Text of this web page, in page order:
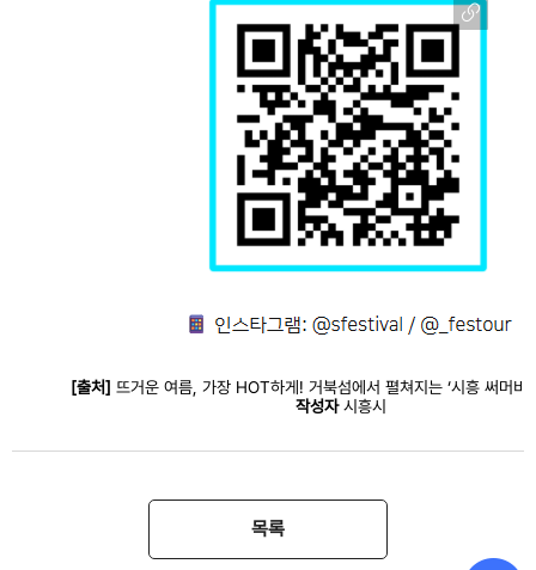
[출처] 뜨거운 여름, 가장 HOT하게! 거북섬에서 펼쳐지는 ‘시흥 써머비
작성자 시흥시
목록